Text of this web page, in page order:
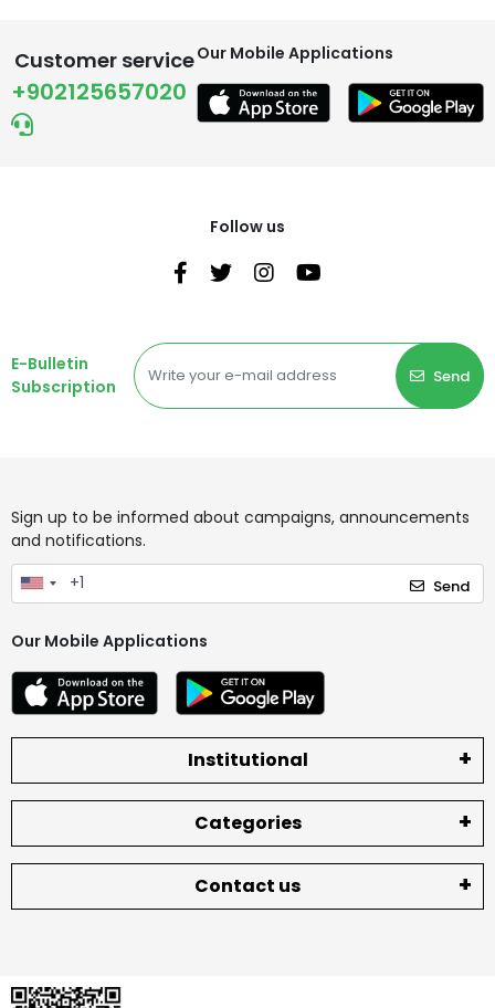
Customer service
+902125657020
Our Mobile Applications
Follow us
E-Bulletin
Subscription
Send
Sign up to be informed about campaigns, announcements
and notifications.
Send
Our Mobile Applications
Institutional
Categories
Contact us